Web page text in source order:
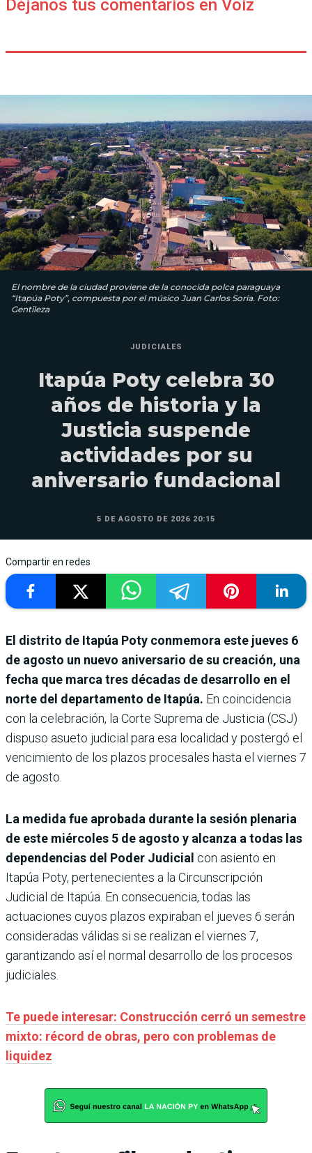
Déjanos tus comentarios en Voiz
El nombre de la ciudad proviene de la conocida polca paraguaya
“Itapúa Poty”, compuesta por el músico Juan Carlos Soria. Foto:
Gentileza
JUDICIALES
Itapúa Poty celebra 30
años de historia y la
Justicia suspende
actividades por su
aniversario fundacional
5 DE AGOSTO DE 2026 20:15
Compartir en redes
El distrito de Itapúa Poty conmemora este jueves 6
de agosto un nuevo aniversario de su creación, una
fecha que marca tres décadas de desarrollo en el
norte del departamento de Itapúa. En coincidencia
con la celebración, la Corte Suprema de Justicia (CSJ)
dispuso asueto judicial para esa localidad y postergó el
vencimiento de los plazos procesales hasta el viernes 7
de agosto.
La medida fue aprobada durante la sesión plenaria
de este miércoles 5 de agosto y alcanza a todas las
dependencias del Poder Judicial con asiento en
Itapúa Poty, pertenecientes a la Circunscripción
Judicial de Itapúa. En consecuencia, todas las
actuaciones cuyos plazos expiraban el jueves 6 serán
consideradas válidas si se realizan el viernes 7,
garantizando así el normal desarrollo de los procesos
judiciales.
Te puede interesar: Construcción cerró un semestre
mixto: récord de obras, pero con problemas de
liquidez